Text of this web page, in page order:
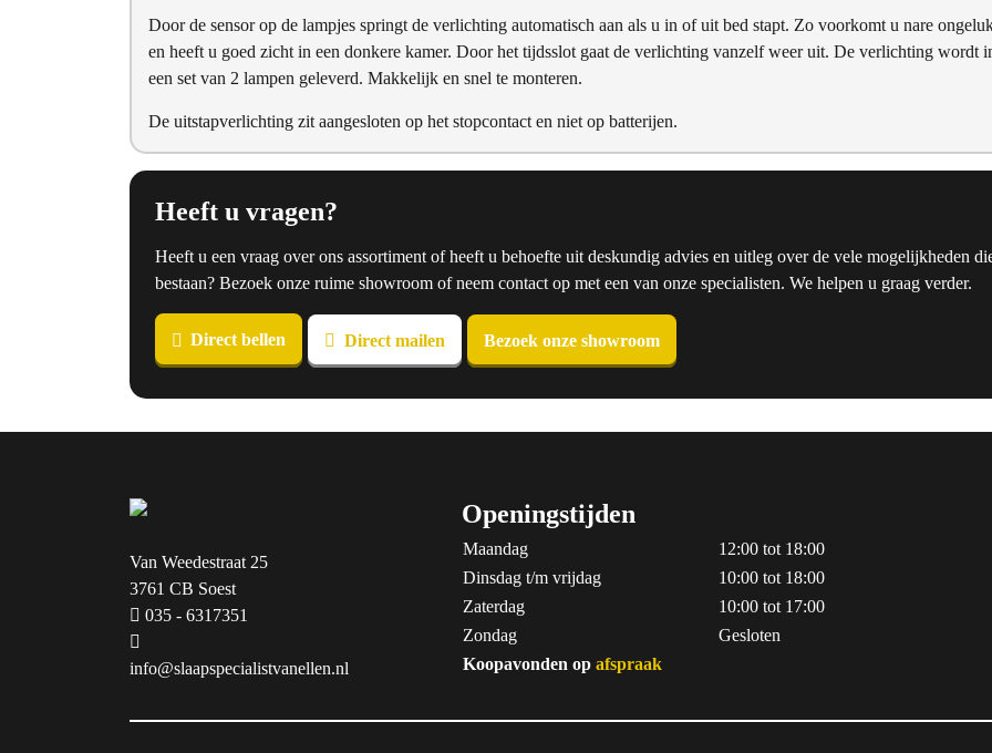
Door de sensor op de lampjes springt de verlichting automatisch aan als u in of uit bed stapt. Zo voorkomt u nare
en heeft u goed zicht in een donkere kamer. Door het tijdsslot gaat de verlichting vanzelf weer uit. De verlichting wordt
een set van 2 lampen geleverd. Makkelijk en snel te monteren.
De uitstapverlichting zit aangesloten op het stopcontact en niet op batterijen.
Heeft u vragen?
Heeft u een vraag over ons assortiment of heeft u behoefte uit deskundig advies en uitleg over de vele mogelijkheden
bestaan? Bezoek onze ruime showroom of neem contact op met een van onze specialisten. We helpen u graag verder.
Direct bellen Direct mailen Bezoek onze showroom
Van Weedestraat 25
3761 CB Soest
035 - 6317351
info@slaapspecialistvanellen.nl
Openingstijden
Maandag
12:00 tot 18:00
Dinsdag t/m vrijdag
10:00 tot 18:00
Zaterdag
10:00 tot 17:00
Zondag
Gesloten
Koopavonden op afspraak